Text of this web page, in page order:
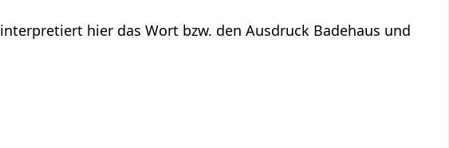
interpretiert hier das Wort bzw. den Ausdruck Badehaus‏‎ und